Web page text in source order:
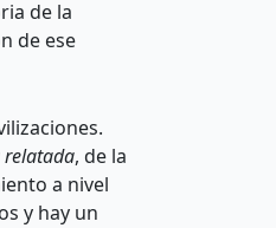
de la
de ese
, de la
a nivel
y hay un